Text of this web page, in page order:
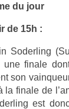
du jour
de 15h :
Soderl­ing
fin­ale
son
la fin­ale de
est